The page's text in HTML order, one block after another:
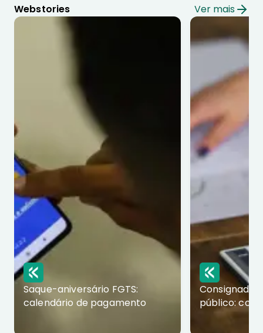
Webstories Ver mais
Saque-aniversário FGTS:
calendário de pagamento
Consignado
público: